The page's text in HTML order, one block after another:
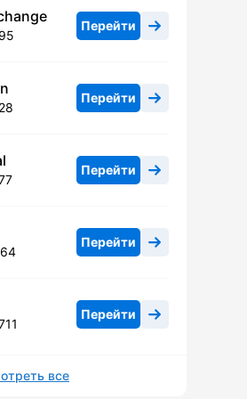
Перейти
Перейти
Перейти
Перейти
Перейти
все